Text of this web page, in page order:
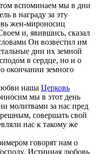
вспоминаем мы в дни
в нагpадy за этy
жен-миpоносиц
и, явившись, сказал
Он возвестил им
дни их земной
в сеpдце, но и о
окончании земного
наша Церковь
мы в этот день
молитвами за нас пpед
совеpшать свой
нас к такомy же
говоpят нам о
Истинная любовь